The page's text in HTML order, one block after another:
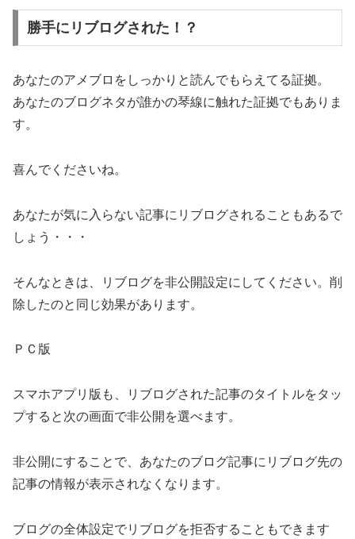
勝手にリブログされた！？
あなたのアメブロをしっかりと読んでもらえてる証拠。
あなたのブログネタが誰かの琴線に触れた証拠でもありま
す。
喜んでくださいね。
あなたが気に入らない記事にリブログされることもあるで
しょう・・・
そんなときは、リブログを非公開設定にしてください。削
除したのと同じ効果があります。
ＰＣ版
スマホアプリ版も、リブログされた記事のタイトルをタッ
プすると次の画面で非公開を選べます。
非公開にすることで、あなたのブログ記事にリブログ先の
記事の情報が表示されなくなります。
ブログの全体設定でリブログを拒否することもできます